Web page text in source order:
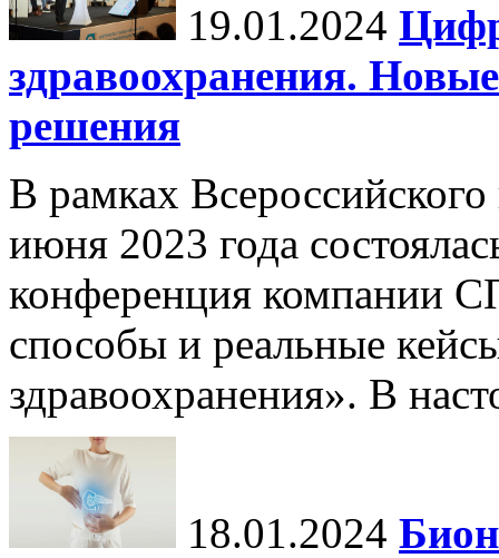
19.01.2024
здравоохранения.
решения
В рамках
июня 2023 года
конференция компании
способы и реальные
здравоохранения». В
18.01.2024